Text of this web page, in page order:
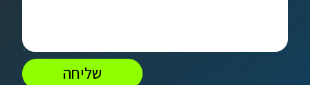
שליחה